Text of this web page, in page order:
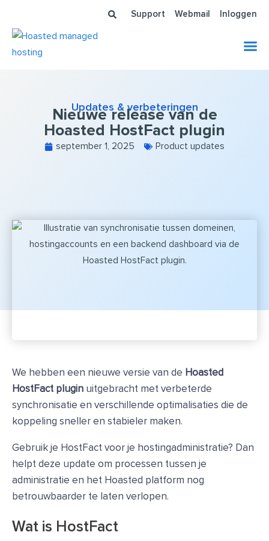
inhoud
Support Webmail Inloggen
Updates & verbeteringen
Nieuwe release van de
Hoasted HostFact plugin
september 1, 2025 Product updates
We hebben een nieuwe versie van de Hoasted
HostFact plugin uitgebracht met verbeterde
synchronisatie en verschillende optimalisaties die de
koppeling sneller en stabieler maken.
Gebruik je HostFact voor je hostingadministratie? Dan
helpt deze update om processen tussen je
administratie en het Hoasted platform nog
betrouwbaarder te laten verlopen.
Wat is HostFact